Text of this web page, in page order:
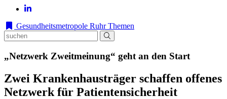
Gesundheitsmetropole Ruhr Themen
„Netzwerk Zweitmeinung“ geht an den Start
Zwei Krankenhausträger schaffen offenes
Netzwerk für Patientensicherheit